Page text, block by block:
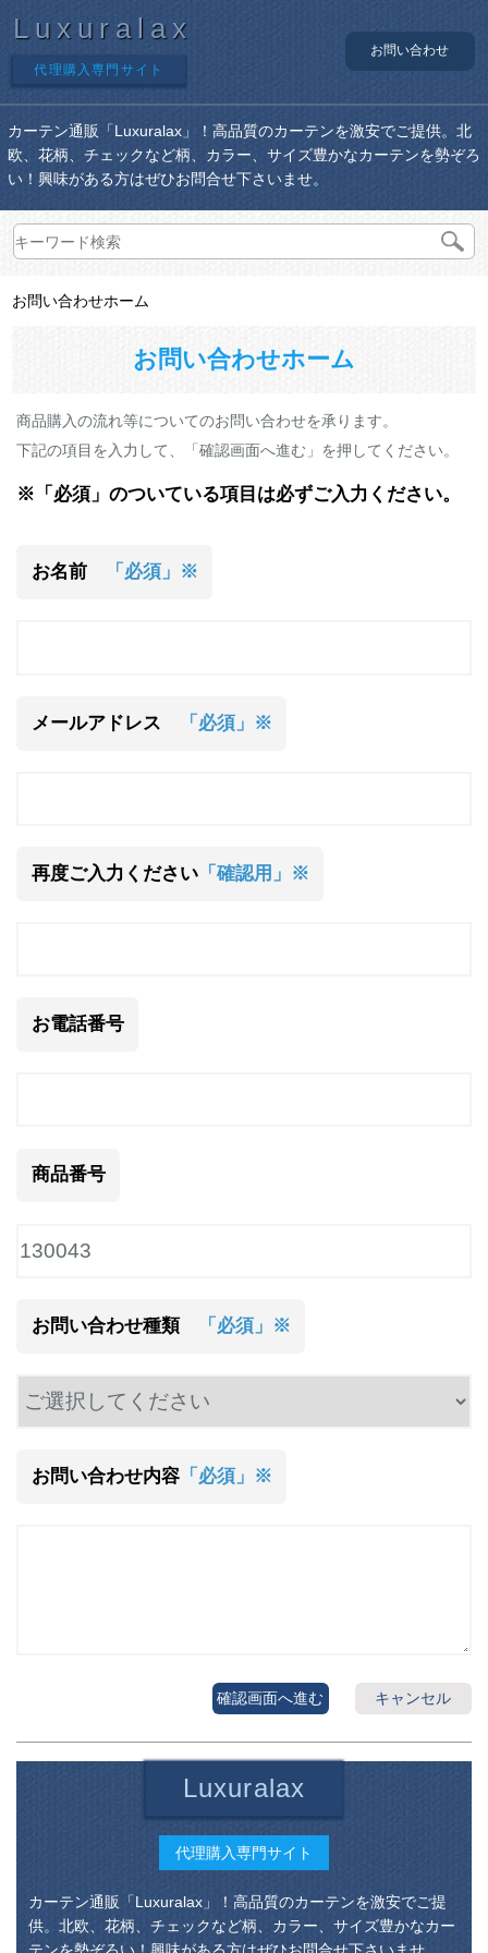
Luxuralax
代理購入専門サイト
お問い合わせ
カーテン通販「Luxuralax」！高品質のカーテンを激安でご提供。北
欧、花柄、チェックなど柄、カラー、サイズ豊かなカーテンを勢ぞろ
い！興味がある方はぜひお問合せ下さいませ。
お問い合わせホーム
お問い合わせホーム
商品購入の流れ等についてのお問い合わせを承ります。
下記の項目を入力して、「確認画面へ進む」を押してください。
※「必須」のついている項目は必ずご入力ください。
お名前 「必須」※
メールアドレス 「必須」※
再度ご入力ください「確認用」※
お電話番号
商品番号
お問い合わせ種類 「必須」※
お問い合わせ内容「必須」※
キャンセル
確認画面へ進む
Luxuralax
代理購入専門サイト
カーテン通販「Luxuralax」！高品質のカーテンを激安でご提
供。北欧、花柄、チェックなど柄、カラー、サイズ豊かなカー
テンを勢ぞろい！興味がある方はぜひお問合せ下さいませ。